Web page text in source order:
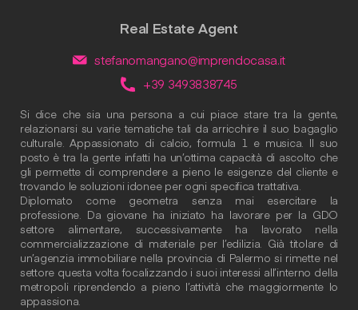
Real Estate Agent
stefanomangano@imprendocasa.it
+39 3493838745
Si dice che sia una persona a cui piace stare tra la gente,
relazionarsi su varie tematiche tali da arricchire il suo bagaglio
culturale. Appassionato di calcio, formula 1 e musica. Il suo
posto è tra la gente infatti ha un’ottima capacità di ascolto che
gli permette di comprendere a pieno le esigenze del cliente e
trovando le soluzioni idonee per ogni specifica trattativa.
Diplomato come geometra senza mai esercitare la
professione. Da giovane ha iniziato ha lavorare per la GDO
settore alimentare, successivamente ha lavorato nella
commercializzazione di materiale per l’edilizia. Già titolare di
un’agenzia immobiliare nella provincia di Palermo si rimette nel
settore questa volta focalizzando i suoi interessi all’interno della
metropoli riprendendo a pieno l’attività che maggiormente lo
appassiona.